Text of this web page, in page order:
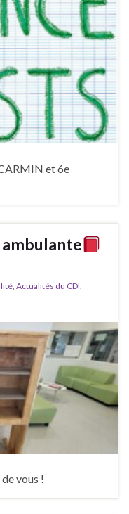
et 6e
, Actualités du CDI,
vous !